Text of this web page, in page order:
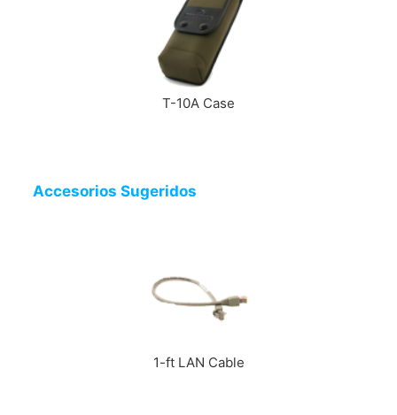
T-10A Case
Accesorios Sugeridos
1-ft LAN Cable